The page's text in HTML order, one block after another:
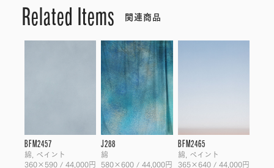
Related Items 関連商品
BFM2457
綿, ペイント
360×590 / 44,000円
J288
綿
580×600 / 44,000円
BFM2465
綿, ペイント
365×640 / 44,000円